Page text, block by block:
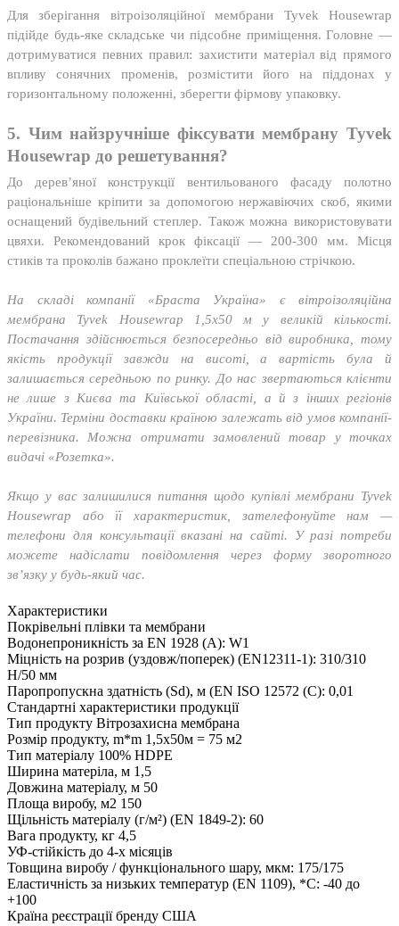
Для зберігання вітроізоляційної мембрани Tyvek Housewrap
підійде будь-яке складське чи підсобне приміщення. Головне —
дотримуватися певних правил: захистити матеріал від прямого
впливу сонячних променів, розмістити його на піддонах у
горизонтальному положенні, зберегти фірмову упаковку.
5. Чим найзручніше фіксувати мембрану Tyvek
Housewrap до решетування?
До дерев’яної конструкції вентильованого фасаду полотно
раціональніше кріпити за допомогою нержавіючих скоб, якими
оснащений будівельний степлер. Також можна використовувати
цвяхи. Рекомендований крок фіксації — 200-300 мм. Місця
стиків та проколів бажано проклеїти спеціальною стрічкою.
На складі компанії «Браста Україна» є вітроізоляційна
мембрана Tyvek Housewrap 1,5х50 м у великій кількості.
Постачання здійснюється безпосередньо від виробника, тому
якість продукції завжди на висоті, а вартість була й
залишається середньою по ринку. До нас звертаються клієнти
не лише з Києва та Київської області, а й з інших регіонів
України. Терміни доставки країною залежать від умов компанії-
перевізника. Можна отримати замовлений товар у точках
видачі «Розетка».
Якщо у вас залишилися питання щодо купівлі мембрани Tyvek
Housewrap або її характеристик, зателефонуйте нам —
телефони для консультації вказані на сайті. У разі потреби
можете надіслати повідомлення через форму зворотного
зв’язку у будь-який час.
Характеристики
Покрівельні плівки та мембрани
Водонепроникність за EN 1928 (A): W1
Міцність на розрив (уздовж/поперек) (EN12311-1): 310/310
Н/50 мм
Паропропускна здатність (Sd), м (EN ISO 12572 (C): 0,01
Стандартні характеристики продукції
Тип продукту Вітрозахисна мембрана
Розмір продукту, m*m 1,5х50м = 75 м2
Тип матеріалу 100% HDPE
Ширина матеріла, м 1,5
Довжина матеріалу, м 50
Площа виробу, м2 150
Щільність матеріалу (г/м²) (EN 1849-2): 60
Вага продукту, кг 4,5
УФ-стійкість до 4-х місяців
Товщина виробу / функціонального шару, мкм: 175/175
Еластичність за низьких температур (EN 1109), *С: -40 до
+100
Країна реєстрації бренду США